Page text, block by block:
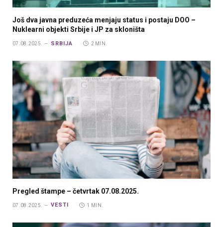
Još dva javna preduzeća menjaju status i postaju DOO –
Nuklearni objekti Srbije i JP za skloništa
07.08.2025. SRBIJA 2 MIN.
Pregled štampe – četvrtak 07.08.2025.
07.08.2025. VESTI 1 MIN.